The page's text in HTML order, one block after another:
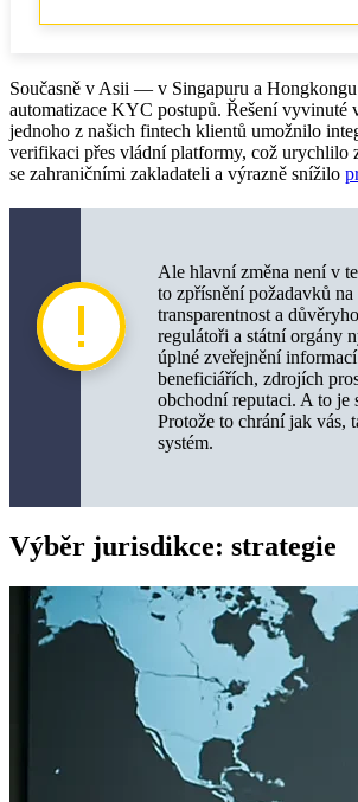
Současně v Asii — v Singapuru a
automatizace KYC postupů. Řešení
jednoho z našich fintech klientů umožnilo
verifikaci přes vládní platformy, což urychlilo
se zahraničními zakladateli a výrazně snížilo
Ale hlavní změna není v
to zpřísnění požadavků na
transparentnost a
regulátoři a státní orgány
úplné zveřejnění
beneficiářích, zdrojích
obchodní reputaci. A to je
Protože to chrání jak vás,
systém.
Výběr jurisdikce: strategie